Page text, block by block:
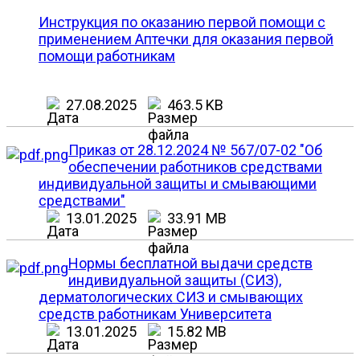
Инструкция по оказанию первой помощи с
применением Аптечки для оказания первой
помощи работникам
27.08.2025 463.5 KB
Приказ от 28.12.2024 № 567/07-02 "Об
обеспечении работников средствами
индивидуальной защиты и смывающими
средствами"
13.01.2025
33.91 MB
Нормы бесплатной выдачи средств
индивидуальной защиты (СИЗ),
дерматологических СИЗ и смывающих
средств работникам Университета
13.01.2025
15.82 MB